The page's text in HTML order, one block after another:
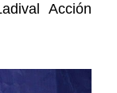
Acción